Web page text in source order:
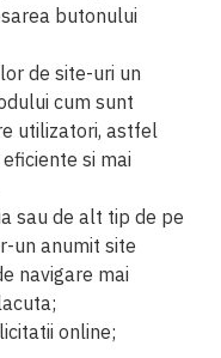
butonului
de site-uri un
cum sunt
utilizatori, astfel
si mai
sau de alt tip de pe
un anumit site
navigare mai
online;